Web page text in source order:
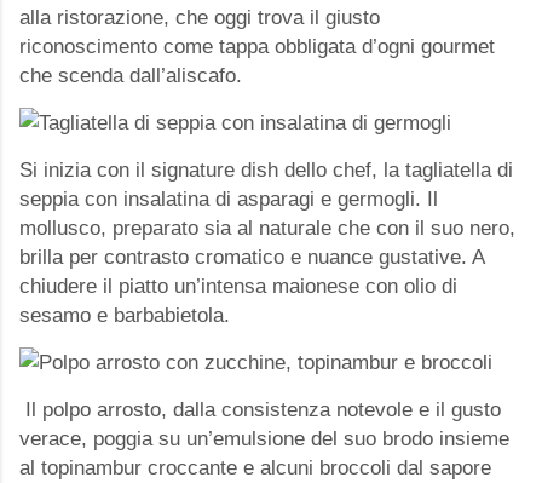
alla ristorazione, che oggi trova il giusto
riconoscimento come tappa obbligata d’ogni gourmet
che scenda dall’aliscafo.
Si inizia con il signature dish dello chef, la tagliatella di
seppia con insalatina di asparagi e germogli. Il
mollusco, preparato sia al naturale che con il suo nero,
brilla per contrasto cromatico e nuance gustative. A
chiudere il piatto un’intensa maionese con olio di
sesamo e barbabietola.
Il polpo arrosto, dalla consistenza notevole e il gusto
verace, poggia su un’emulsione del suo brodo insieme
al topinambur croccante e alcuni broccoli dal sapore